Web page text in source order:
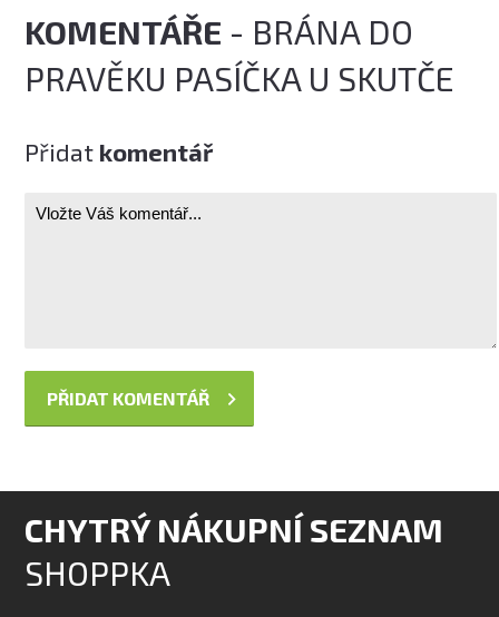
KOMENTÁŘE - BRÁNA DO
PRAVĚKU PASÍČKA U SKUTČE
Přidat komentář
CHYTRÝ NÁKUPNÍ SEZNAM
SHOPPKA